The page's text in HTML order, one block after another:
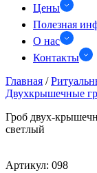
Цены
Полезная
О нас
Контакты
Главная /
Двухкрышечные
Гроб двух-
светлый
Артикул: 098